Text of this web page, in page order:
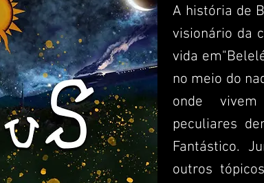
A história de
visionário da
vida
no meio do
onde
peculiares
Fantástico.
outros